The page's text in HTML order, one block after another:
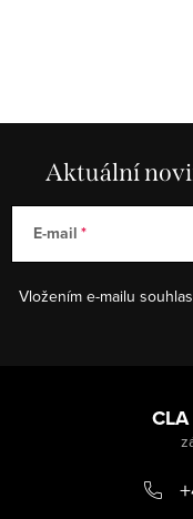
Aktuální
E-mail
Vložením e-mailu